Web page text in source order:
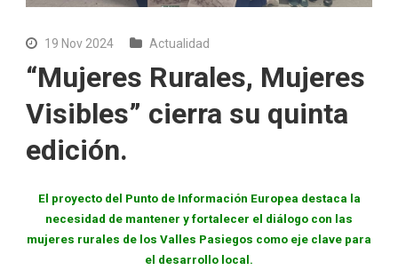
19 Nov 2024 Actualidad
“Mujeres Rurales, Mujeres
Visibles” cierra su quinta
edición.
El proyecto del Punto de Información Europea destaca la
necesidad de mantener y fortalecer el diálogo con las
mujeres rurales de los Valles Pasiegos como eje clave para
el desarrollo local.